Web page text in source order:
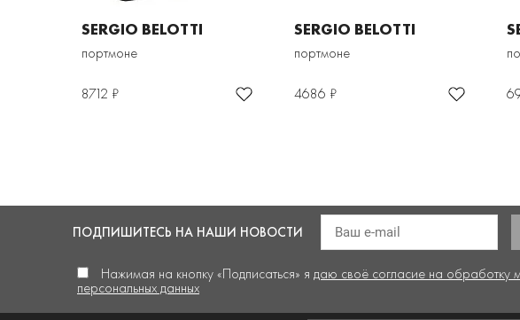
SERGIO BELOTTI
портмоне
8712 ₽
SERGIO BELOTTI
портмоне
4686 ₽
ПОДПИШИТЕСЬ НА НАШИ НОВОСТИ
Нажимая на кнопку «Подписаться» я даю своё согласие на обработку
персональных данных